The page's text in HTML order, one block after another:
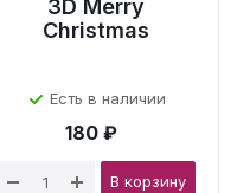
3D Merry
Christmas
Есть в наличии
180 ₽
В корзину